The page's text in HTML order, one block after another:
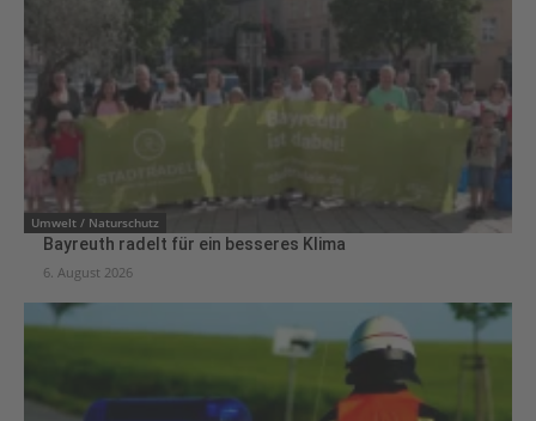
Umwelt / Naturschutz
Bayreuth radelt für ein besseres Klima
6. August 2026